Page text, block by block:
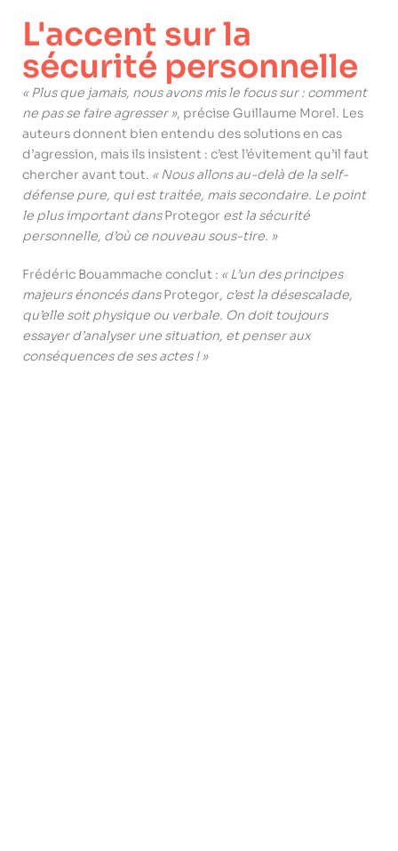
L'accent sur la
sécurité personnelle
« Plus que jamais, nous avons mis le focus sur : comment
ne pas se faire agresser », précise Guillaume Morel. Les
auteurs donnent bien entendu des solutions en cas
d’agression, mais ils insistent : c’est l’évitement qu’il faut
chercher avant tout. « Nous allons au-delà de la self-
défense pure, qui est traitée, mais secondaire. Le point
le plus important dansProtegor est la sécurité
personnelle, d’où ce nouveau sous-tire. »
Frédéric Bouammache conclut : « L’un des principes
majeurs énoncés dansProtegor, c’est la désescalade,
qu’elle soit physique ou verbale. On doit toujours
essayer d’analyser une situation, et penser aux
conséquences de ses actes ! »